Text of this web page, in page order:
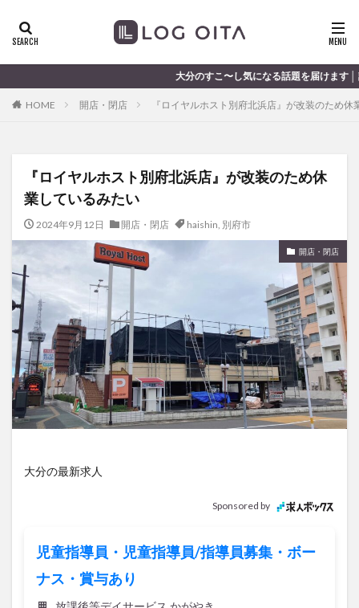
大分のすこ〜し気になる話題を届けます │ 記事は毎日更新中
HOME 開店・閉店 『ロイヤルホスト別府北浜店』が改装のため休
『ロイヤルホスト別府北浜店』が改装のため休
業しているみたい
2024年9月12日 開店・閉店 haishin, 別府市
開店・閉店
大分の最新求人
Sponsored by
児童指導員・児童指導員/指導員募集・ボー
ナス・賞与あり
ディナー
haishin
haisin haisnin hasihin
hasishin
hishin
hqaishin
OPA
Paypay PR TOKIPO
いちご
おでかけ
お土産
お弁当
くじゅう連山
ふるさと納税
まつり まとめ
みかん
むし湯
わさだタウン
わったん
アイススケート
アウトドア
アサイーボウル
アフリカンサファリ
アミュプラザおおいた
アレンジレシピ
アートプラザ
イタリア料理
ウクライナ
サイゼリヤ
サウナ
ジャマイカ料理
ジャークチキン
スイーツ
スタバ
セレクトショップ